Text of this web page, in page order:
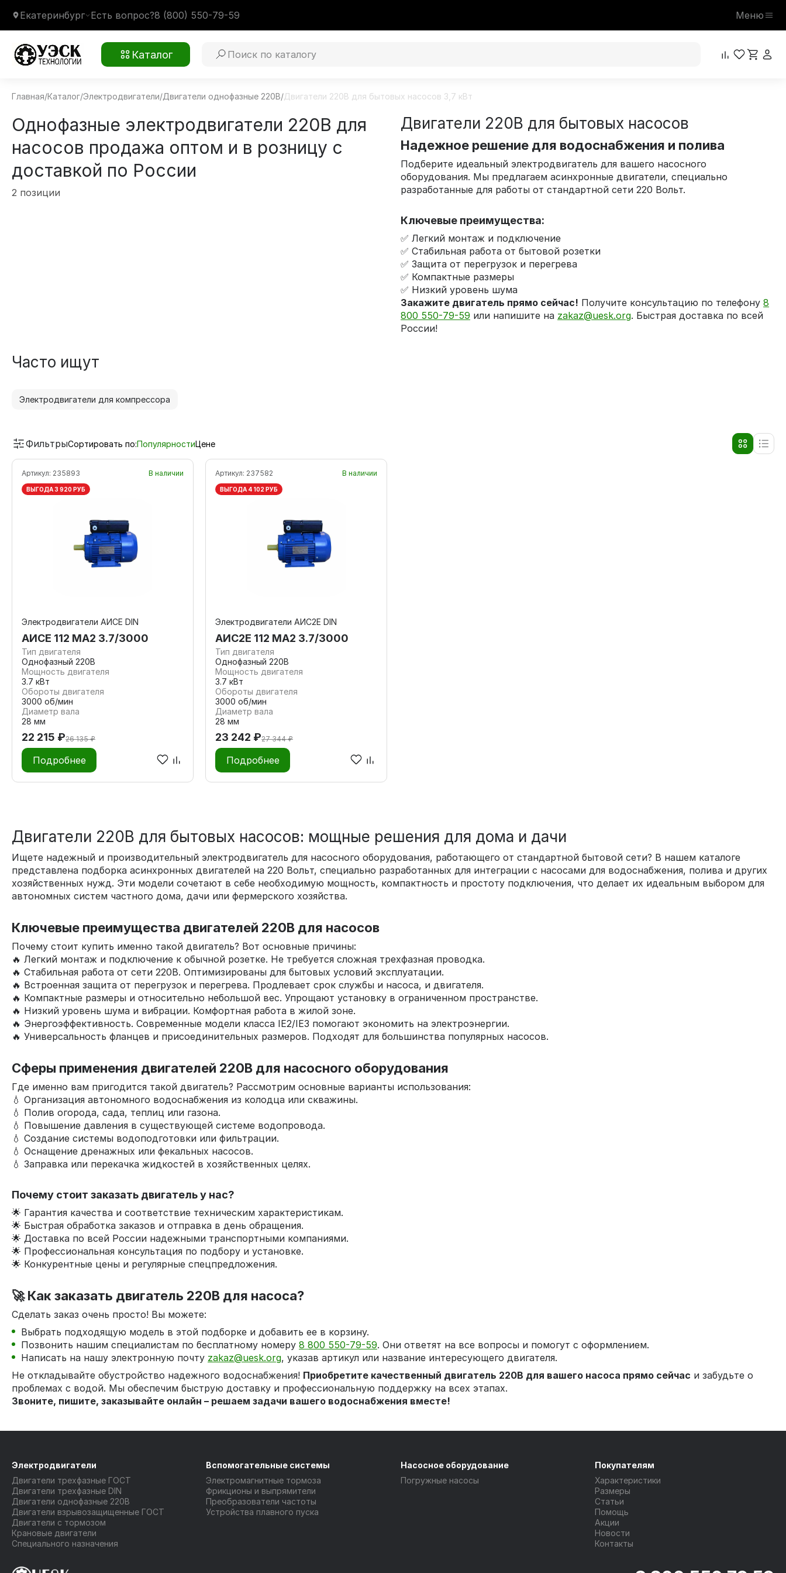
Екатеринбург Есть вопрос?8 (800) 550-79-59 Меню
Каталог
Главная/Каталог/Электродвигатели/Двигатели однофазные 220В/Двигатели 220В для бытовых насосов 3,7 кВт
Однофазные электродвигатели 220В для
насосов продажа оптом и в розницу с
доставкой по России
2 позиции
Двигатели 220В для бытовых насосов
Надежное решение для водоснабжения и полива
Подберите идеальный электродвигатель для вашего насосного
оборудования. Мы предлагаем асинхронные двигатели, специально
разработанные для работы от стандартной сети 220 Вольт.
Ключевые преимущества:
✅ Легкий монтаж и подключение
✅ Стабильная работа от бытовой розетки
✅ Защита от перегрузок и перегрева
✅ Компактные размеры
✅ Низкий уровень шума
Закажите двигатель прямо сейчас! Получите консультацию по телефону8
800 550-79-59 или напишите на zakaz@uesk.org. Быстрая доставка по всей
России!
Часто ищут
Электродвигатели для компрессора
ФильтрыСортировать по:ПопулярностиЦене
Артикул: 235893 В наличии
ВЫГОДА 3 920 РУБ
Электродвигатели АИСЕ DIN
АИСЕ 112 МА2 3.7/3000
Тип двигателя
Однофазный 220В
Мощность двигателя
3.7 кВт
Обороты двигателя
3000 об/мин
Диаметр вала
28 мм
22 215 ₽26 135 ₽
Подробнее
Артикул: 237582 В наличии
ВЫГОДА 4 102 РУБ
Электродвигатели АИС2Е DIN
АИС2Е 112 МА2 3.7/3000
Тип двигателя
Однофазный 220В
Мощность двигателя
3.7 кВт
Обороты двигателя
3000 об/мин
Диаметр вала
28 мм
23 242 ₽27 344 ₽
Подробнее
Двигатели 220В для бытовых насосов: мощные решения для дома и дачи
Ищете надежный и производительный электродвигатель для насосного оборудования, работающего от стандартной бытовой сети? В нашем каталоге
представлена подборка асинхронных двигателей на 220 Вольт, специально разработанных для интеграции с насосами для водоснабжения, полива и других
хозяйственных нужд. Эти модели сочетают в себе необходимую мощность, компактность и простоту подключения, что делает их идеальным выбором для
автономных систем частного дома, дачи или фермерского хозяйства.
Ключевые преимущества двигателей 220В для насосов
Почему стоит купить именно такой двигатель? Вот основные причины:
🔥 Легкий монтаж и подключение к обычной розетке. Не требуется сложная трехфазная проводка.
🔥 Стабильная работа от сети 220В. Оптимизированы для бытовых условий эксплуатации.
🔥 Встроенная защита от перегрузок и перегрева. Продлевает срок службы и насоса, и двигателя.
🔥 Компактные размеры и относительно небольшой вес. Упрощают установку в ограниченном пространстве.
🔥 Низкий уровень шума и вибрации. Комфортная работа в жилой зоне.
🔥 Энергоэффективность. Современные модели класса IE2/IE3 помогают экономить на электроэнергии.
🔥 Универсальность фланцев и присоединительных размеров. Подходят для большинства популярных насосов.
Сферы применения двигателей 220В для насосного оборудования
Где именно вам пригодится такой двигатель? Рассмотрим основные варианты использования:
💧 Организация автономного водоснабжения из колодца или скважины.
💧 Полив огорода, сада, теплиц или газона.
💧 Повышение давления в существующей системе водопровода.
💧 Создание системы водоподготовки или фильтрации.
💧 Оснащение дренажных или фекальных насосов.
💧 Заправка или перекачка жидкостей в хозяйственных целях.
Почему стоит заказать двигатель у нас?
🌟 Гарантия качества и соответствие техническим характеристикам.
🌟 Быстрая обработка заказов и отправка в день обращения.
🌟 Доставка по всей России надежными транспортными компаниями.
🌟 Профессиональная консультация по подбору и установке.
🌟 Конкурентные цены и регулярные спецпредложения.
🚀 Как заказать двигатель 220В для насоса?
Сделать заказ очень просто! Вы можете:
Выбрать подходящую модель в этой подборке и добавить ее в корзину.
Позвонить нашим специалистам по бесплатному номеру 8 800 550-79-59. Они ответят на все вопросы и помогут с оформлением.
Написать на нашу электронную почту zakaz@uesk.org, указав артикул или название интересующего двигателя.
Не откладывайте обустройство надежного водоснабжения! Приобретите качественный двигатель 220В для вашего насоса прямо сейчас и забудьте о
проблемах с водой. Мы обеспечим быструю доставку и профессиональную поддержку на всех этапах.
Звоните, пишите, заказывайте онлайн – решаем задачи вашего водоснабжения вместе!
Электродвигатели
Двигатели трехфазные ГОСТ
Двигатели трехфазные DIN
Двигатели однофазные 220В
Двигатели взрывозащищенные ГОСТ
Двигатели с тормозом
Крановые двигатели
Специального назначения
Вспомогательные системы
Электромагнитные тормоза
Фрикционы и выпрямители
Преобразователи частоты
Устройства плавного пуска
Насосное оборудование
Погружные насосы
Покупателям
Характеристики
Размеры
Статьи
Помощь
Акции
Новости
Контакты